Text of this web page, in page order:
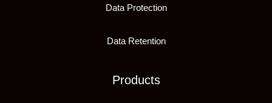
Data Protection
Data Retention
Products